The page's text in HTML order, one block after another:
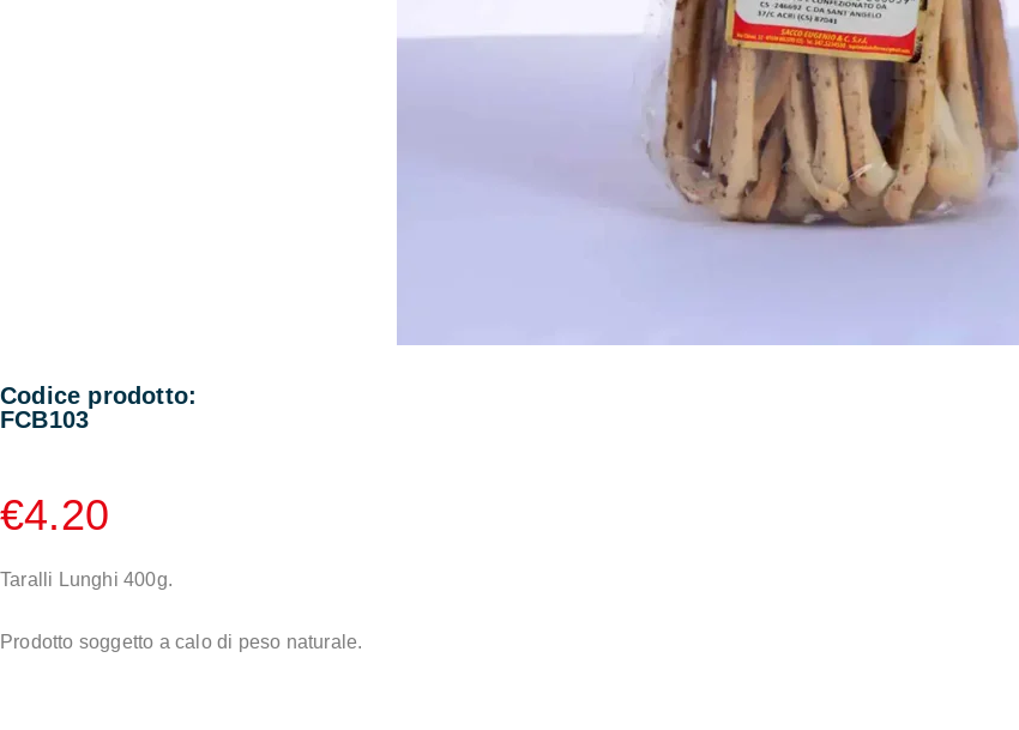
Codice prodotto:
FCB103
€4.20
Taralli Lunghi 400g.
Prodotto soggetto a calo di peso naturale.